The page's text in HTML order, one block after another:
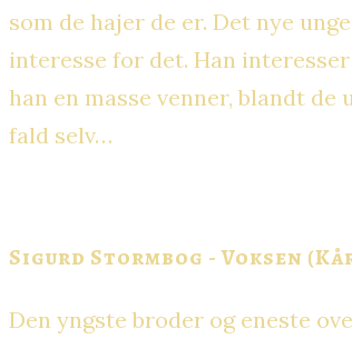
som de hajer de er. Det nye
interesse for det. Han
han en masse venner, blandt
fald selv…
Sigurd Stormbog - Voksen
Den yngste broder og eneste